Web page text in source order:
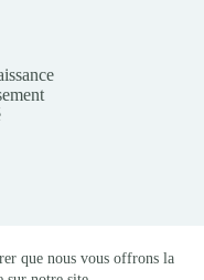
que nous vous offrons la
du site :
Baptiste
Vente